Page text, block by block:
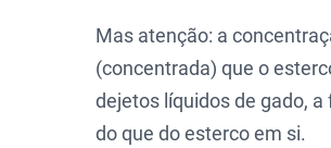
Mas atenção: a
(concentrada) que o
dejetos líquidos de gado,
do que do esterco em si.